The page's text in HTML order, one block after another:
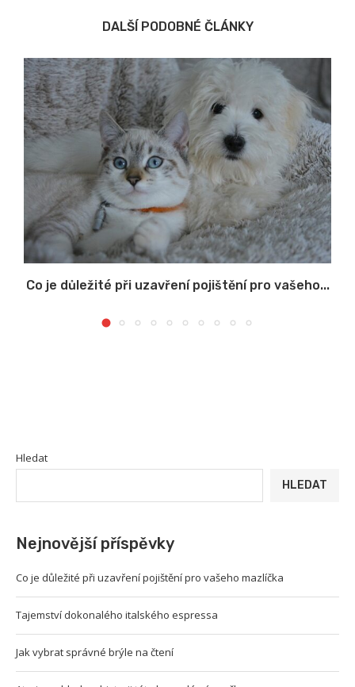
DALŠÍ PODOBNÉ ČLÁNKY
Co je důležité při uzavření pojištění pro vašeho...
Hledat
HLEDAT
Nejnovější příspěvky
Co je důležité při uzavření pojištění pro vašeho mazlíčka
Tajemství dokonalého italského espressa
Jak vybrat správné brýle na čtení